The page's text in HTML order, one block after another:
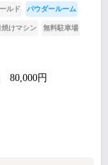
ルド パウダールーム
焼けマシン 無料駐車場
80,000円